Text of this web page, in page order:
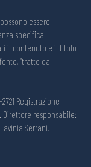
essere
specifica
il contenuto e il titolo
“tratto da
Registrazione
Direttore responsabile:
Serrani.